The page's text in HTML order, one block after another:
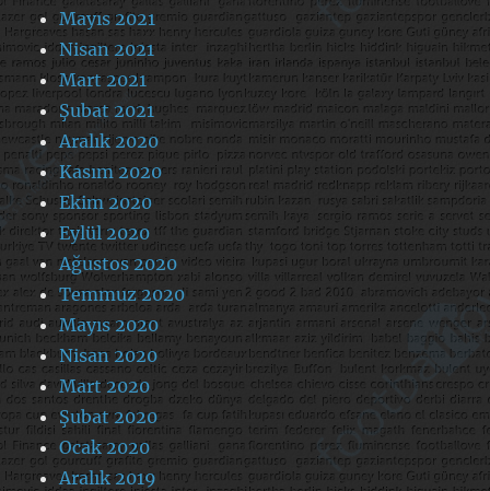
Mayıs 2021
Nisan 2021
Mart 2021
Şubat 2021
Aralık 2020
Kasım 2020
Ekim 2020
Eylül 2020
Ağustos 2020
Temmuz 2020
Mayıs 2020
Nisan 2020
Mart 2020
Şubat 2020
Ocak 2020
Aralık 2019